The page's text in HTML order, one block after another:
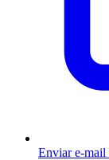
Enviar e-mail